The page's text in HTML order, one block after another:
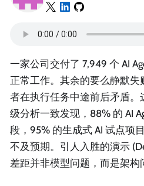
一家公司交付了 7,949 个 AI
正常工作。其余的要么静默
者在执行任务中途前后矛盾
级分析一致发现，88% 的 AI
段，95% 的生成式 AI 试点项
不及预期。引人入胜的演示
差距并非模型问题，而是架构